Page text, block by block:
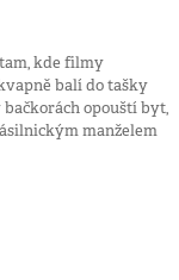
kde filmy
balí do tašky
opouští byt,
manželem